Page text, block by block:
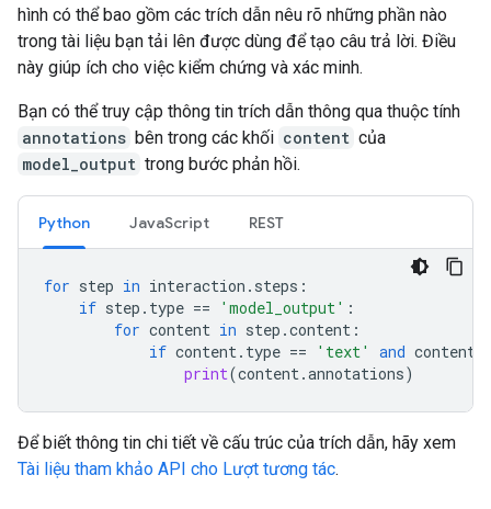
hình có thể bao gồm các trích dẫn nêu rõ những phần nào
trong tài liệu bạn tải lên được dùng để tạo câu trả lời. Điều
này giúp ích cho việc kiểm chứng và xác minh.
Bạn có thể truy cập thông tin trích dẫn thông qua thuộc tính
annotations bên trong các khối content của
model_output trong bước phản hồi.
Python JavaScript REST
for step in interaction . steps :
if step . type == 'model_output' :
for content in step .content :
if content. type == 'text' and content
print(content.annotations)
Để biết thông tin chi tiết về cấu trúc của trích dẫn, hãy xem
Tài liệu tham khảo API cho Lượt tương tác.